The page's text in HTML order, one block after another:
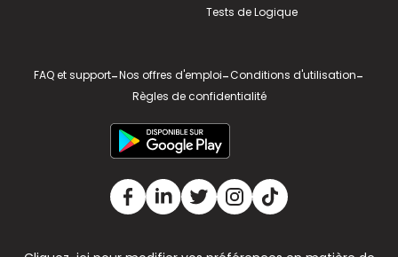
Tests de Logique
FAQ et support-Nos offres d'emploi-Conditions d'utilisation-
Règles de confidentialité